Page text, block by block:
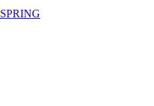
SPRING